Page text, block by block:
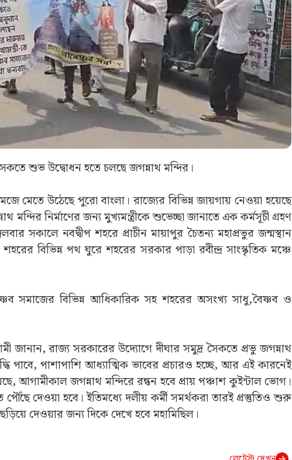
শুভ উদ্বোধন হতে চলছে জগন্নাথ মন্দির।
উঠেছে পুরো বাংলা। রাজ্যের বিভিন্ন জায়গায় নেওয়া হয়েছে
নির্মাণের জন্য মুখ্যমন্ত্রীকে শুভেচ্ছা জানাতে এক কর্মসূচী গ্রহণ
সকালে নবদ্বীপ শহরে প্রাচীন মায়াপুর চৈতন্য মহাপ্রভুর জন্মস্থান
বিভিন্ন পথ ঘুরে শহরের সরকার পাড়া রবীন্দ্র সাংস্কৃতিক মঞ্চে
সমাজের বিভিন্ন আধিকারিক সহ শহরের অসংখ্য সাধু,বৈষ্ণব ও
জানান, রাজ্য সরকারের উদ্যোগে দীঘার সমুদ্র সৈকতে প্রভু জগন্নাথ
পাবে, পাশাপাশি আধ্যাত্মিক ভাবের প্রচারও হচ্ছে, আর এই কারনেই
আগামীকাল জগন্নাথ মন্দিরে রন্ধন হবে প্রায় পঞ্চাশ কুইন্টাল ভোগ।
পৌঁছে দেওয়া হবে। ইতিমধ্যে দলীয় কর্মী সমর্থকরা তারই প্রস্তুতিও শুরু
দেওয়ার জন্য দিকে দেখে হবে মহামিছিল।